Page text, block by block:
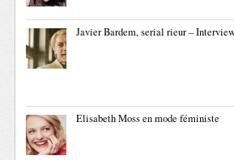
Javier Bardem, serial rieur –
Elisabeth Moss en mode féministe